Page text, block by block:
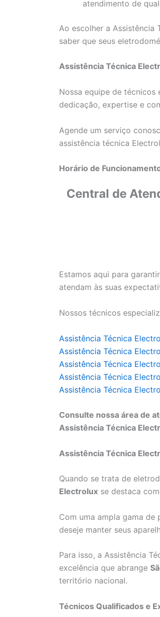
atendimento de
Ao escolher a
saber que seus
Assistência Técnica
Nossa equipe de técnicos
dedicação, expertise e
Agende um serviço
assistência técnica
Horário de
Central de
Estamos aqui para
atendam às suas
Nossos técnicos
Assistência Técnica
Assistência Técnica
Assistência Técnica
Assistência Técnica
Assistência Técnica
Consulte nossa área de
Assistência Técnica
Assistência Técnica
Quando se trata de
Electrolux se destaca
Com uma ampla gama
deseje manter seus
Para isso, a Assistência
excelência que abrange
território nacional.
Técnicos Qualificados e